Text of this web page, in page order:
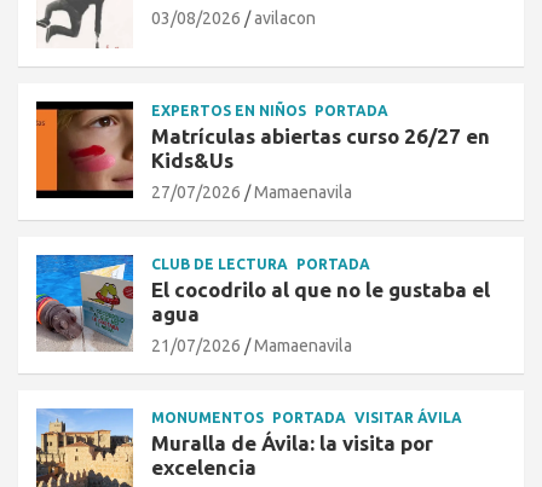
03/08/2026 avilacon
EXPERTOS EN NIÑOS PORTADA
Matrículas abiertas curso 26/27 en
Kids&Us
27/07/2026 Mamaenavila
CLUB DE LECTURA PORTADA
El cocodrilo al que no le gustaba el
agua
21/07/2026 Mamaenavila
MONUMENTOS PORTADA VISITAR ÁVILA
Muralla de Ávila: la visita por
excelencia